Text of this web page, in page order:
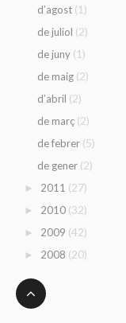
d’agost (1)
de juliol (2)
de juny (1)
de maig (2)
d’abril (2)
de març (2)
de febrer (5)
de gener (2)
► 2011 (27)
► 2010 (32)
► 2009 (42)
► 2008 (20)